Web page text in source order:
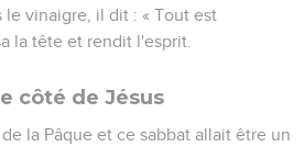
le vinaigre, il dit : « Tout est
la tête et rendit l'esprit.
côté de Jésus
la Pâque et ce sabbat allait être un